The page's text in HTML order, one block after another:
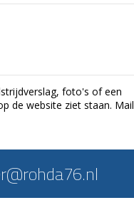
foto's of een
de website ziet staan. Mail